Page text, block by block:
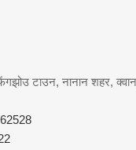
फेंगझोउ टाउन, नानान शहर,